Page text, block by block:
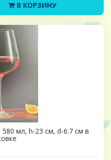
В КОРЗИНУ
мл, h-23 см, d-6.7 см в